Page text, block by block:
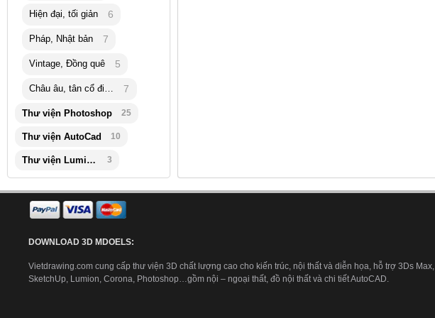
Hiện đại, tối giản 6
Pháp, Nhật bản 7
Vintage, Đồng quê 5
Châu âu, tân cổ điển 7
Thư viện Photoshop 25
Thư viện AutoCad 10
Thư viện Lumion 3
DOWNLOAD 3D MDOELS:
Vietdrawing.com cung cấp thư viện 3D chất lượng cao cho kiến trúc, nội thất và diễn họa, hỗ trợ 3Ds Max,
SketchUp, Lumion, Corona, Photoshop…gồm nội – ngoại thất, đồ nội thất và chi tiết AutoCAD.